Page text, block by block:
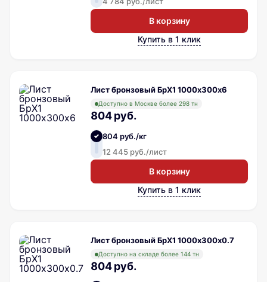
В корзину
Купить в 1 клик
Лист бронзовый БрХ1 1000х300х6
Доступно в Москве более 298 тн
804 руб.
804 руб./кг
12 445 руб./лист
В корзину
Купить в 1 клик
Лист бронзовый БрХ1 1000х300х0.7
Доступно на складе более 144 тн
804 руб.